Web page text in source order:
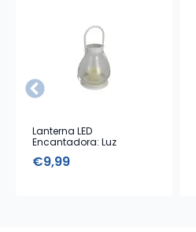
Lanterna LED
Encantadora: Luz
Ambiente e Design
Elegante
€9,99